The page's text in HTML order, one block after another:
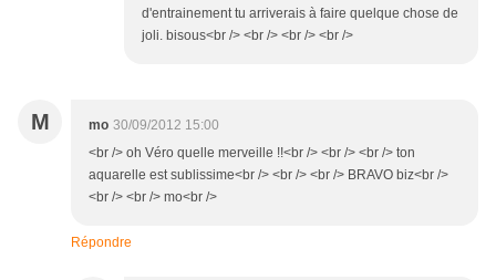
d'entrainement tu arriverais à faire quelque chose de
joli. bisous<br /> <br /> <br /> <br />
M mo 30/09/2012 15:00
<br /> oh Véro quelle merveille !!<br /> <br /> <br /> ton
aquarelle est sublissime<br /> <br /> <br /> BRAVO biz<br />
<br /> <br /> mo<br />
Répondre